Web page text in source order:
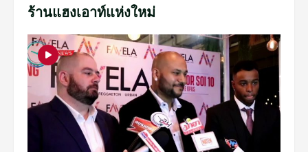
ร้านแฮงเอาท์แห่งใหม่